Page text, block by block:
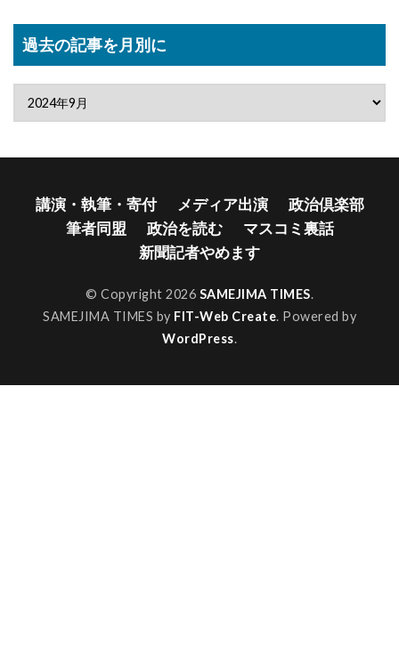
過去の記事を月別に
講演・執筆・寄付 メディア出演
政治倶楽部
筆者同盟
政治を読む
マスコミ裏話
新聞記者やめます
© Copyright 2026 SAMEJIMA TIMES.
SAMEJIMA TIMES by FIT-Web Create. Powered by
WordPress.